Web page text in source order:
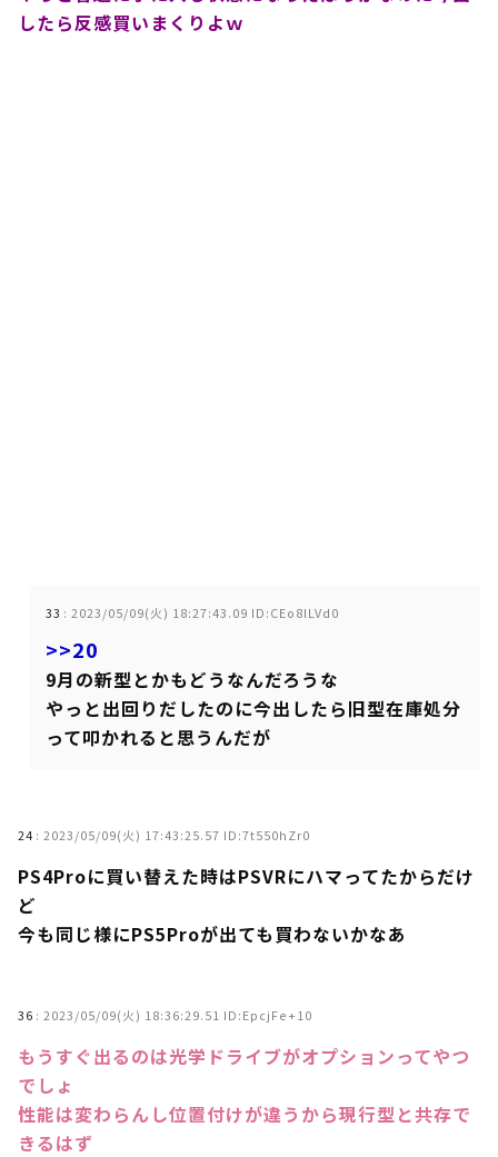
したら反感買いまくりよｗ
33 : 2023/05/09(火) 18:27:43.09 ID:CEo8lLVd0
>>20
9月の新型とかもどうなんだろうな
やっと出回りだしたのに今出したら旧型在庫処分
って叩かれると思うんだが
24 : 2023/05/09(火) 17:43:25.57 ID:7t550hZr0
PS4Proに買い替えた時はPSVRにハマってたからだけ
ど
今も同じ様にPS5Proが出ても買わないかなあ
36 : 2023/05/09(火) 18:36:29.51 ID:EpcjFe+10
もうすぐ出るのは光学ドライブがオプションってやつ
でしょ
性能は変わらんし位置付けが違うから現行型と共存で
きるはず